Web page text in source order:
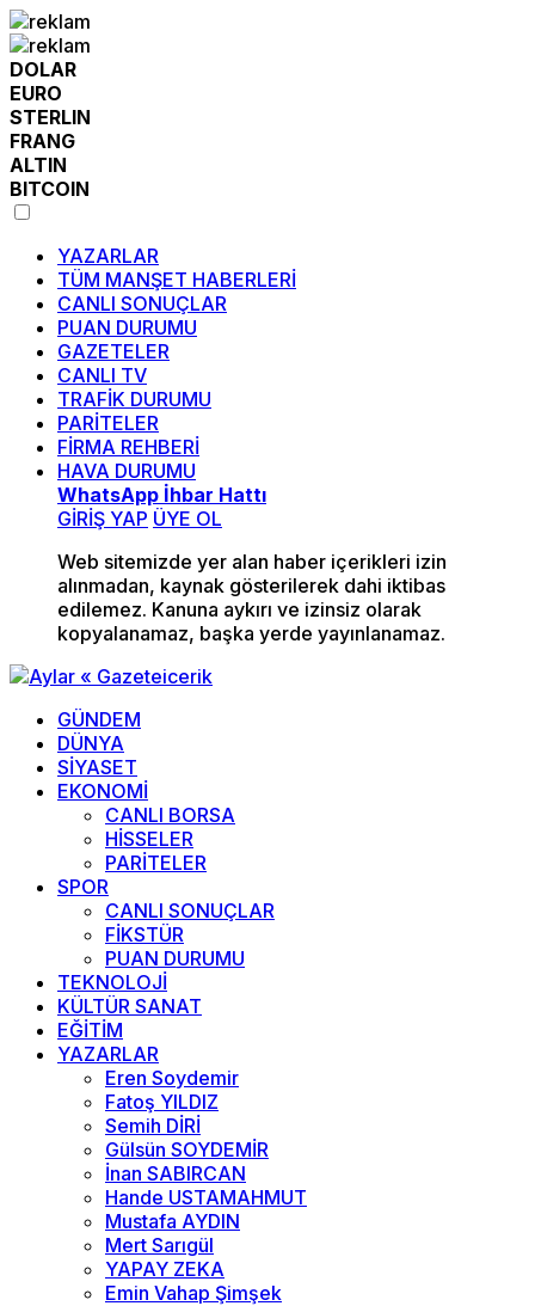
DOLAR
EURO
STERLIN
FRANG
ALTIN
BITCOIN
YAZARLAR
TÜM MANŞET HABERLERİ
CANLI SONUÇLAR
PUAN DURUMU
GAZETELER
CANLI TV
TRAFİK DURUMU
PARİTELER
FİRMA REHBERİ
HAVA DURUMU
WhatsApp İhbar Hattı
GİRİŞ YAP ÜYE OL
Web sitemizde yer alan haber içerikleri izin
alınmadan, kaynak gösterilerek dahi iktibas
edilemez. Kanuna aykırı ve izinsiz olarak
kopyalanamaz, başka yerde yayınlanamaz.
GÜNDEM
DÜNYA
SİYASET
EKONOMİ
CANLI BORSA
HİSSELER
PARİTELER
SPOR
CANLI SONUÇLAR
FİKSTÜR
PUAN DURUMU
TEKNOLOJİ
KÜLTÜR SANAT
EĞİTİM
YAZARLAR
Eren Soydemir
Fatoş YILDIZ
Semih DİRİ
Gülsün SOYDEMİR
İnan SABIRCAN
Hande USTAMAHMUT
Mustafa AYDIN
Mert Sarıgül
YAPAY ZEKA
Emin Vahap Şimşek